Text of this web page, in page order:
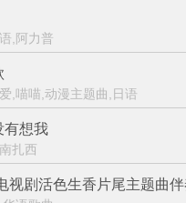
,阿力普
,喵喵,动漫主题曲,日语
有想我
扎西
视剧活色生香片尾主题曲